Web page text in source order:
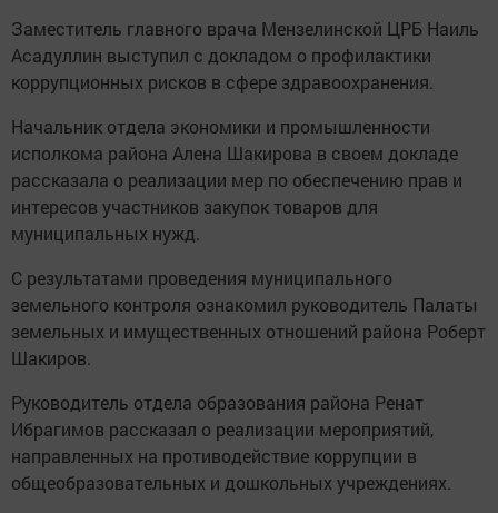
Заместитель главного врача Мензелинской ЦРБ Наиль
Асадуллин выступил с докладом о профилактики
коррупционных рисков в сфере здравоохранения.
Начальник отдела экономики и промышленности
исполкома района Алена Шакирова в своем докладе
рассказала о реализации мер по обеспечению прав и
интересов участников закупок товаров для
муниципальных нужд.
С результатами проведения муниципального
земельного контроля ознакомил руководитель Палаты
земельных и имущественных отношений района Роберт
Шакиров.
Руководитель отдела образования района Ренат
Ибрагимов рассказал о реализации мероприятий,
направленных на противодействие коррупции в
общеобразовательных и дошкольных учреждениях.